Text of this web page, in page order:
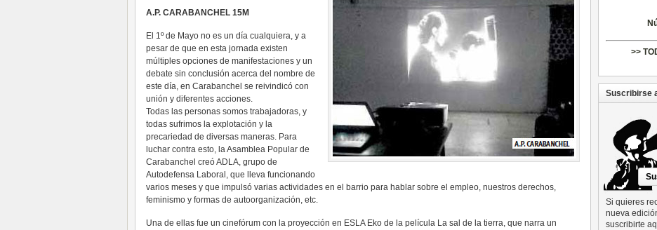
A.P. CARABANCHEL 15M
El 1º de Mayo no es un día cualquiera, y a
pesar de que en esta jornada existen
múltiples opciones de manifestaciones y un
debate sin conclusión acerca del nombre de
este día, en Carabanchel se reivindicó con
unión y diferentes acciones.
Todas las personas somos trabajadoras, y
todas sufrimos la explotación y la
precariedad de diversas maneras. Para
luchar contra esto, la Asamblea Popular de
Carabanchel creó ADLA, grupo de
Autodefensa Laboral, que lleva funcionando
varios meses y que impulsó varias actividades en el barrio para hablar sobre el empleo, nuestros derechos,
feminismo y formas de autoorganización, etc.
Una de ellas fue un cinefórum con la proyección en ESLA Eko de la película La sal de la tierra, que narra un
>>
Suscribirse
Si quieres
nueva
suscribirte